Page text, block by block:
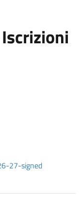
27-signed